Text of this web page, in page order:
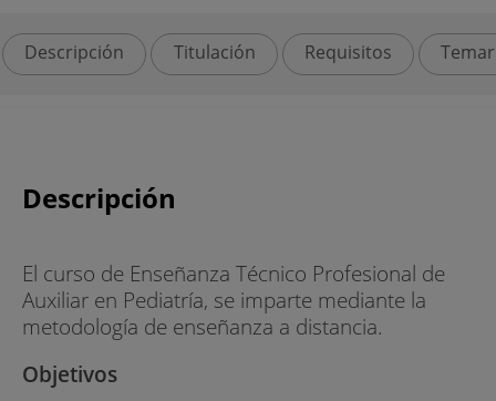
Descripción Titulación Requisitos
Descripción
El curso de Enseñanza Técnico Profesional de
Auxiliar en Pediatría, se imparte mediante la
metodología de enseñanza a distancia.
Objetivos